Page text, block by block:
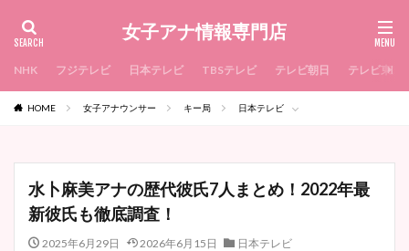
女子アナ情報専門店
NHK フジテレビ 日本テレビ TBSテレビ テレビ朝日 テレビ東京
HOME 女子アナウンサー キー局 日本テレビ
水卜麻美アナの歴代彼氏7人まとめ！2022年最
新彼氏も徹底調査！
2025年6月29日 2026年6月15日
日本テレビ